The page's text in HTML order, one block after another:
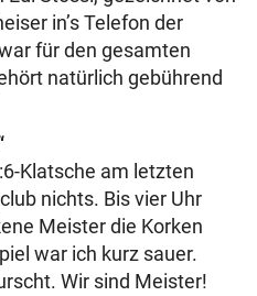
in’s Telefon der
für den gesamten
natürlich gebührend
Klatsche am letzten
nichts. Bis vier Uhr
Meister die Korken
war ich kurz sauer.
Wir sind Meister!